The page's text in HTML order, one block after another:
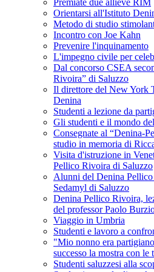
Premiate due allieve RIM
Orientarsi all'Istituto
Metodo di studio
Incontro con Joe Kahn
Prevenire l'inquinamento
L'impegno civile per
Dal concorso CSEA
Rivoira” di Saluzzo
Il direttore del New York
Denina
Studenti a lezione da
Gli studenti e il mondo
Consegnate al “Denina-
studio in memoria di
Visita d'istruzione in
Pellico Rivoira di Saluzzo
Alunni del Denina
Sedamyl di Saluzzo
Denina Pellico Rivoira,
del professor Paolo
Viaggio in Umbria
Studenti e lavoro a
"Mio nonno era
successo la mostra con
Studenti saluzzesi alla